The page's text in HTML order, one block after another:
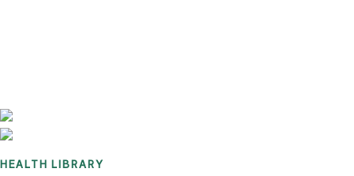
HEALTH LIBRARY